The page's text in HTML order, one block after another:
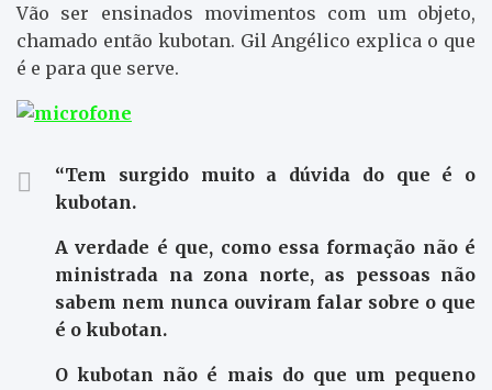
Vão ser ensinados movimentos com um objeto,
chamado então kubotan. Gil Angélico explica o que
é e para que serve.
“Tem surgido muito a dúvida do que é o
kubotan.
A verdade é que, como essa formação não é
ministrada na zona norte, as pessoas não
sabem nem nunca ouviram falar sobre o que
é o kubotan.
O kubotan não é mais do que um pequeno